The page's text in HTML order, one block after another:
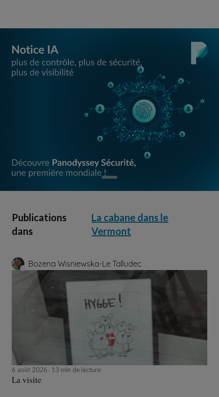
Publications
dans
La cabane dans le
Vermont
Bozena Wisniewska-Le Talludec
6 août 2026 13 min de lecture
La visite